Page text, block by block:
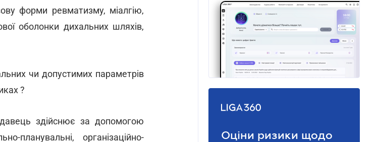
форми ревматизму, мiалгiю,
оболонки дихальних шляхiв,
чи допустимих параметрів
?
здійснює за допомогою
планувальні, організаційно-
Оціни ризики щодо